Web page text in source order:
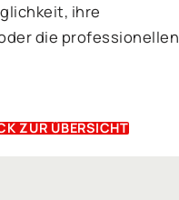
ihre
die professionellen
ZUR ÜBERSICHT